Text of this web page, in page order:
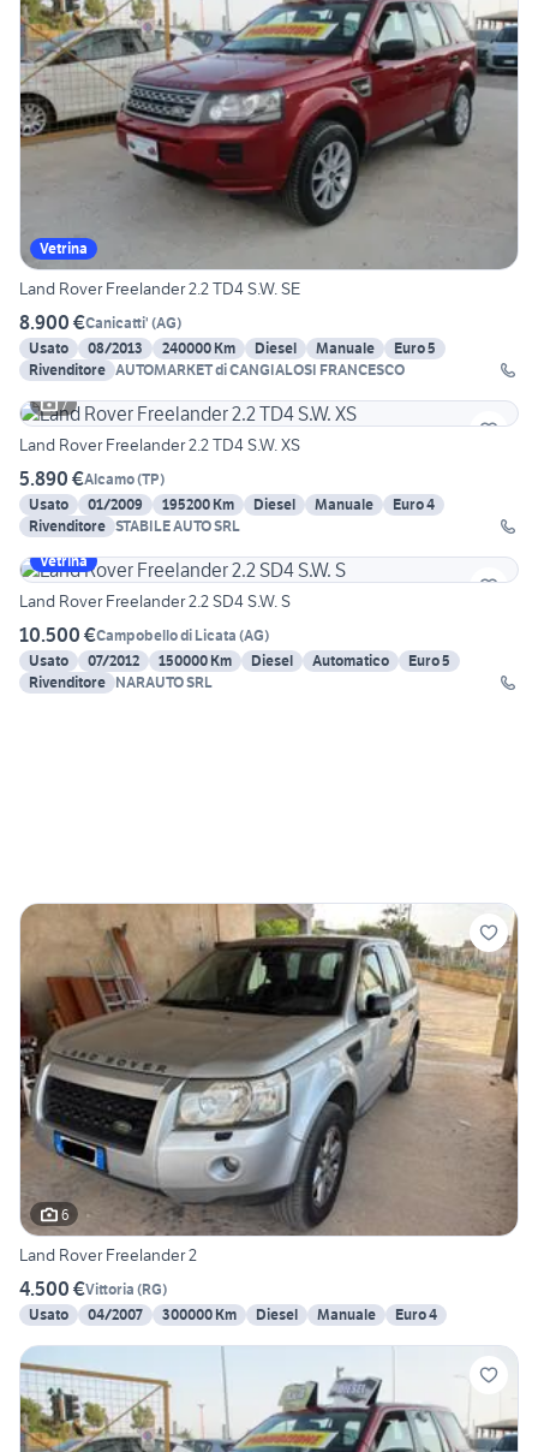
Vetrina
Land Rover Freelander 2.2 TD4 S.W. SE
8.900 €Canicatti' (AG)
Usato
08/2013 240000 Km Diesel Manuale
Euro 5
Rivenditore AUTOMARKET di CANGIALOSI FRANCESCO
7
Land Rover Freelander 2.2 TD4 S.W. XS
5.890 €Alcamo(TP)
Usato
01/2009 195200 Km Diesel Manuale
Euro 4
Rivenditore STABILE AUTO SRL
Vetrina
Land Rover Freelander 2.2 SD4 S.W. S
10.500 €Campobello di Licata (AG)
Usato
07/2012 150000 Km Diesel Automatico
Euro 5
Rivenditore NARAUTO SRL
6
Land Rover Freelander 2
4.500 €Vittoria (RG)
Usato
04/2007 300000 Km Diesel Manuale Euro 4